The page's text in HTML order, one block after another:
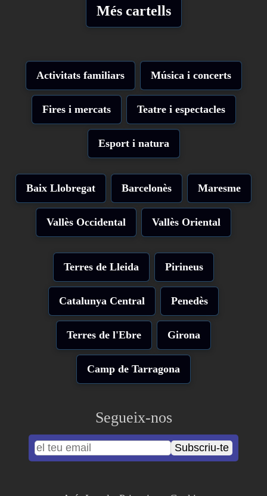
Més cartells
Activitats familiars Música i concerts
Fires i mercats Teatre i espectacles
Esport i natura
Baix Llobregat Barcelonès Maresme
Vallès Occidental Vallès Oriental
Terres de Lleida Pirineus
Catalunya Central Penedès
Terres de l'Ebre Girona
Camp de Tarragona
Segueix-nos
Subscriu-te